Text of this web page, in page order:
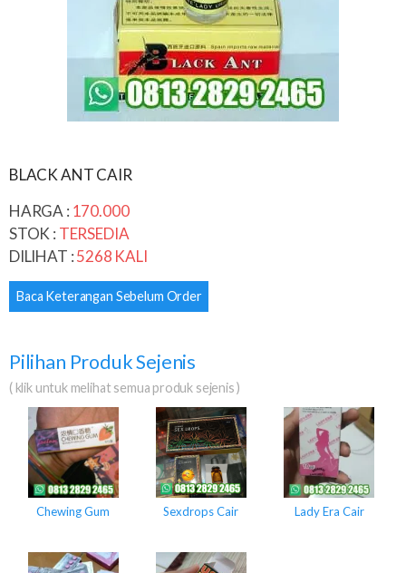
BLACK ANT CAIR
HARGA : 170.000
STOK : TERSEDIA
DILIHAT :5268 KALI
Baca Keterangan Sebelum Order
Pilihan Produk Sejenis
( klik untuk melihat semua produk sejenis )
Chewing Gum Sexdrops Cair Lady Era Cair